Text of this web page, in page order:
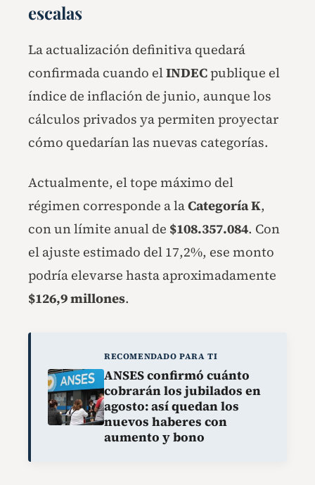
escalas
La actualización definitiva quedará
confirmada cuando elINDECpublique el
índice de inflación de junio, aunque los
cálculos privados ya permiten proyectar
cómo quedarían las nuevas categorías.
Actualmente, el tope máximo del
régimen corresponde a laCategoría K,
con un límite anual de $108.357.084. Con
el ajuste estimado del 17,2%, ese monto
podría elevarse hasta aproximadamente
$126,9 millones.
RECOMENDADO PARA TI
ANSES confirmó cuánto
cobrarán los jubilados en
agosto: así quedan los
nuevos haberes con
aumento y bono